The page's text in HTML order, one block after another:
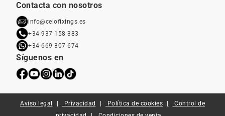
Contacta con nosotros
info@celofixings.es
+34 937 158 383
+34 669 307 674
Síguenos en
Aviso legal Privacidad Política de cookies
Control de